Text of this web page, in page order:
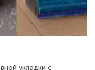
укладки с